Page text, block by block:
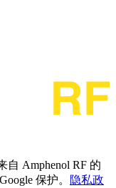
Amphenol RF 的
保护。
隐私政